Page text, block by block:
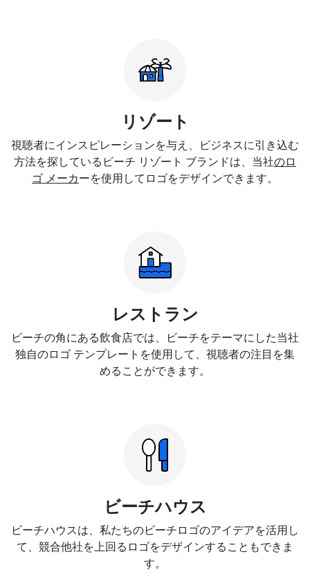
リゾート
視聴者にインスピレーションを与え、ビジネスに引き込む
方法を探しているビーチ リゾート ブランドは、当社のロ
ゴ メーカーを使用してロゴをデザインできます。
レストラン
ビーチの角にある飲食店では、ビーチをテーマにした当社
独自のロゴ テンプレートを使用して、視聴者の注目を集
めることができます。
ビーチハウス
ビーチハウスは、私たちのビーチロゴのアイデアを活用し
て、競合他社を上回るロゴをデザインすることもできま
す。